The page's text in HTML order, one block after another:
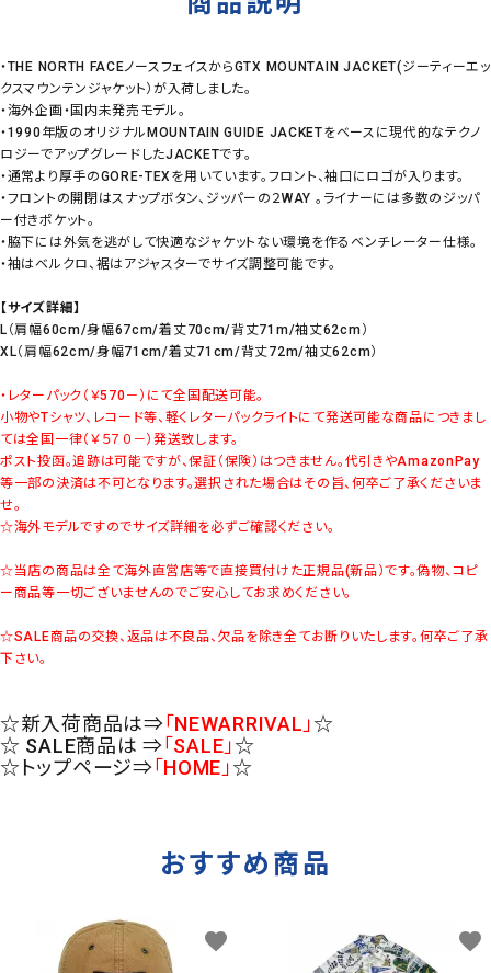
・THE NORTH FACEノースフェイスからGTX MOUNTAIN JACKET(ジーティーエッ
クスマウンテンジャケット）が入荷しました。
・海外企画・国内未発売モデル。
・1990年版のオリジナルMOUNTAIN GUIDE JACKETをベースに現代的なテクノ
ロジーでアップグレードしたJACKETです。
・通常より厚手のGORE-TEXを用いています。フロント、袖口にロゴが入ります。
・フロントの開閉はスナップボタン、ジッパーの２WAY 。ライナーには多数のジッパ
ー付きポケット。
・脇下には外気を逃がして快適なジャケットない環境を作るベンチレーター仕様。
・袖はベルクロ、裾はアジャスターでサイズ調整可能です。
【サイズ詳細】
L（肩幅60cm/身幅67cm/着丈70cm/背丈71m/袖丈62cm）
XL（肩幅62cm/身幅71cm/着丈71cm/背丈72m/袖丈62cm）
・レターパック（￥570－）にて全国配送可能。
小物やTシャツ、レコード等、軽くレターパックライトにて発送可能な商品につきまし
ては全国一律（￥５７０－）発送致します。
ポスト投函。追跡は可能ですが、保証（保険）はつきません。代引きやAmazonPay
等一部の決済は不可となります。選択された場合はその旨、何卒ご了承くださいま
せ。
☆海外モデルですのでサイズ詳細を必ずご確認ください。
☆当店の商品は全て海外直営店等で直接買付けた正規品(新品）です。偽物、コピ
ー商品等一切ございませんのでご安心してお求めください。
☆SALE商品の交換、返品は不良品、欠品を除き全てお断りいたします。何卒ご了承
下さい。
☆新入荷商品は⇒「NEWARRIVAL」☆
☆ SALE商品は ⇒「SALE」☆
☆トップページ⇒「HOME」☆
おすすめ商品
favorite favorite